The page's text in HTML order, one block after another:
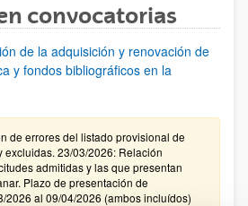
convocatorias
de la adquisición y renovación de
y fondos bibliográficos en la
de errores del listado provisional de
excluidas. 23/03/2026: Relación
admitidas y las que presentan
Plazo de presentación de
2026 al 09/04/2026 (ambos incluídos)